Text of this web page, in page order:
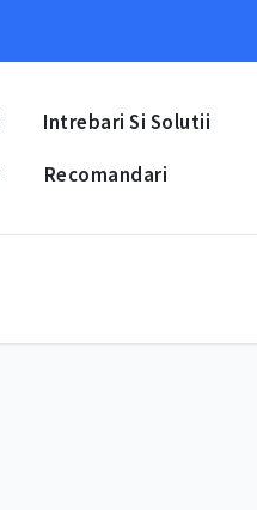
Intrebari Si Solutii
Recomandari